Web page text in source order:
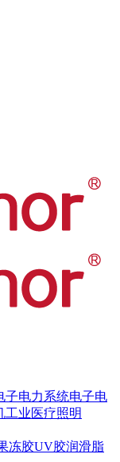
子电力系统电子电
工业医疗照明
冻胶UV胶润滑脂